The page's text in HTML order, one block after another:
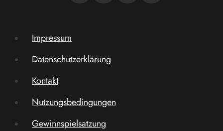
Impressum
Datenschutzerklärung
Kontakt
Nutzungsbedingungen
Gewinnspielsatzung